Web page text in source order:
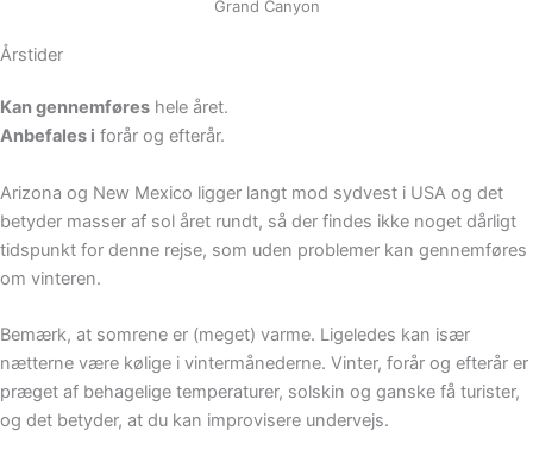
Grand Canyon
Årstider
Kan gennemføres hele året.
Anbefales i forår og efterår.
Arizona og New Mexico ligger langt mod sydvest i USA og det
betyder masser af sol året rundt, så der findes ikke noget dårligt
tidspunkt for denne rejse, som uden problemer kan gennemføres
om vinteren.
Bemærk, at somrene er (meget) varme. Ligeledes kan især
nætterne være kølige i vintermånederne. Vinter, forår og efterår er
præget af behagelige temperaturer, solskin og ganske få turister,
og det betyder, at du kan improvisere undervejs.